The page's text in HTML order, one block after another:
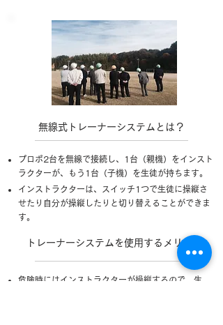
無線式トレーナーシステムとは？
プロポ2台を無線で接続し、1台（親機）をインスト
ラクターが、もう1台（子機）を生徒が持ちます。
インストラクターは、スイッチ1つで生徒に操縦さ
せたり自分が操縦したりと切り替えることができま
す。
トレーナーシステムを使用するメリット
危険時にはインストラクターが操縦するので、生